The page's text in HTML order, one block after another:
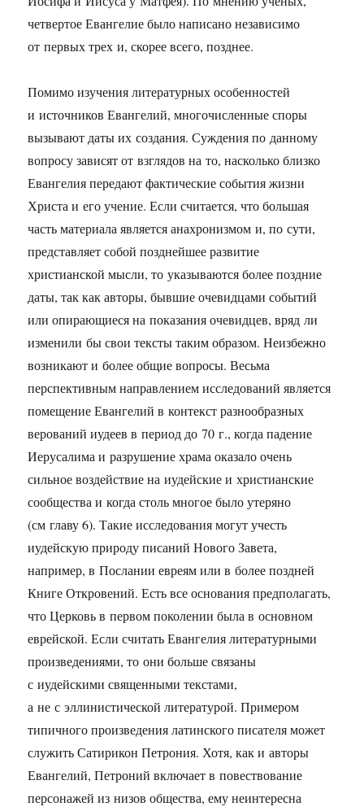
четвертое Евангелие было написано независимо
от первых трех и, скорее всего, позднее.
Помимо изучения литературных особенностей
и источников Евангелий, многочисленные споры
вызывают даты их создания. Суждения по данному
вопросу зависят от взглядов на то, насколько близко
Евангелия передают фактические события жизни
Христа и его учение. Если считается, что большая
часть материала является анахронизмом и, по сути,
представляет собой позднейшее развитие
христианской мысли, то указываются более поздние
даты, так как авторы, бывшие очевидцами событий
или опирающиеся на показания очевидцев, вряд ли
изменили бы свои тексты таким образом. Неизбежно
возникают и более общие вопросы. Весьма
перспективным направлением исследований является
помещение Евангелий в контекст разнообразных
верований иудеев в период до 70 г., когда падение
Иерусалима и разрушение храма оказало очень
сильное воздействие на иудейские и христианские
сообщества и когда столь многое было утеряно
(см главу 6). Такие исследования могут учесть
иудейскую природу писаний Нового Завета,
например, в Послании евреям или в более поздней
Книге Откровений. Есть все основания предполагать,
что Церковь в первом поколении была в основном
еврейской. Если считать Евангелия литературными
произведениями, то они больше связаны
с иудейскими священными текстами,
а не с эллинистической литературой. Примером
типичного произведения латинского писателя может
служить Сатирикон Петрония. Хотя, как и авторы
Евангелий, Петроний включает в повествование
персонажей из низов общества, ему неинтересна